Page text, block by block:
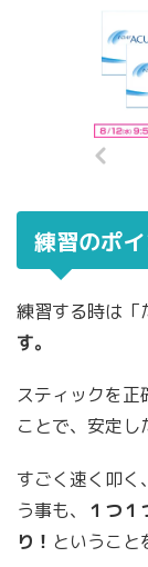
練習のポ
練習する時は「
す。
スティックを正
ことで、安定し
すごく速く叩
う事も、
１つ
り！ ということ